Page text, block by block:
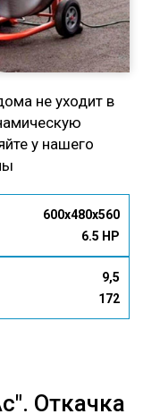
не уходит в
у нашего
600x480x560
6.5 HP
9,5
172
Откачка